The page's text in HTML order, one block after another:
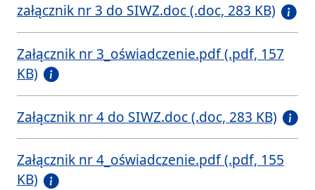
załącznik nr 3 do SIWZ.doc (.doc, 283 KB)
Załącznik nr 3_oświadczenie.pdf (.pdf, 157
KB)
Załącznik nr 4 do SIWZ.doc (.doc, 283 KB)
Załącznik nr 4_oświadczenie.pdf (.pdf, 155
KB)